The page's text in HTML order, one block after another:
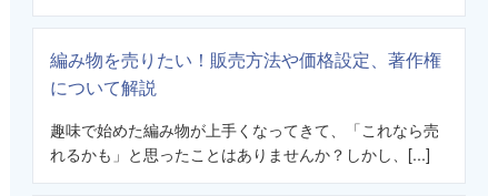
編み物を売りたい！販売方法や価格設定、著作権
について解説
趣味で始めた編み物が上手くなってきて、「これなら売
れるかも」と思ったことはありませんか？しかし、[...]